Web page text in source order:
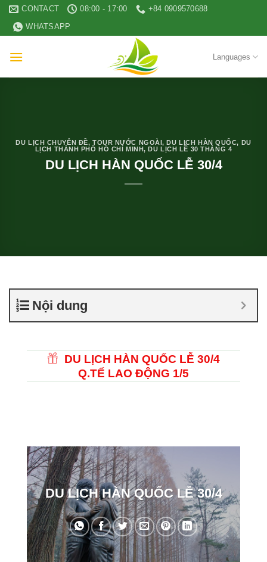
Skip
content
CONTACT 08:00 - 17:00
+84 0909570688
WHATSAPP
Languages
DU LỊCH CHUYÊN ĐỀ, TOUR NƯỚC NGOÀI, DU LỊCH HÀN QUỐC, DU
LỊCH THÀNH PHỐ HỒ CHÍ MINH, DU LỊCH LỄ 30 THÁNG 4
DU LỊCH HÀN QUỐC LỄ 30/4
Nội dung
DU LỊCH HÀN QUỐC LỄ 30/4
Q.TẾ LAO ĐỘNG 1/5
DU LỊCH HÀN QUỐC LỄ 30/4